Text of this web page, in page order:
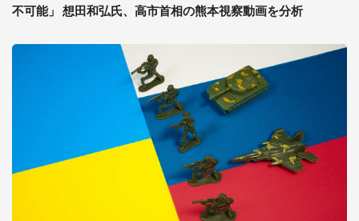
不可能」 想田和弘氏、高市首相の熊本視察動画を分析